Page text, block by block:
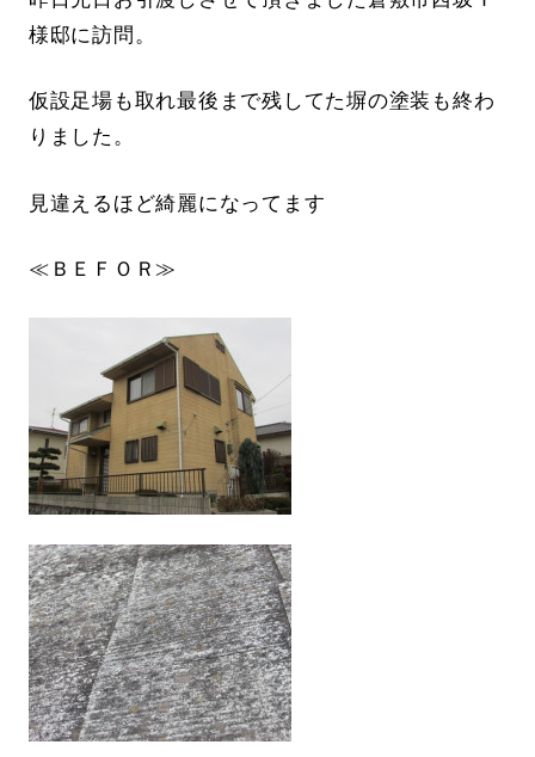
様邸に訪問。
仮設足場も取れ最後まで残してた塀の塗装も終わ
りました。
見違えるほど綺麗になってます
≪ＢＥＦＯＲ≫